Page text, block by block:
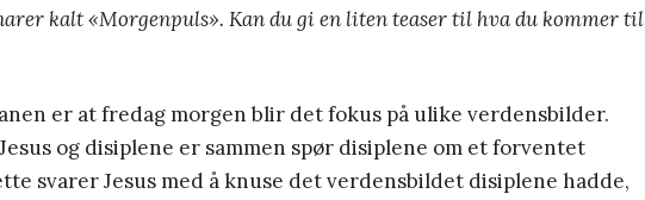
kalt «Morgenpuls». Kan du gi en liten teaser til hva du kommer til
er at fredag morgen blir det fokus på ulike verdensbilder.
og disiplene er sammen spør disiplene om et forventet
svarer Jesus med å knuse det verdensbildet disiplene hadde,